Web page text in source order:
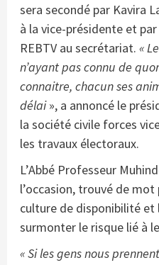
sera secondé par Kavira
à la vice-présidente et
REBTV au secrétariat. «
n’ayant pas connu de
connaitre, chacun ses
délai», a annoncé le
la société civile forces
les travaux électoraux.
L’Abbé Professeur
l’occasion, trouvé de
culture de disponibilité et
surmonter le risque lié à
« Si les gens nous